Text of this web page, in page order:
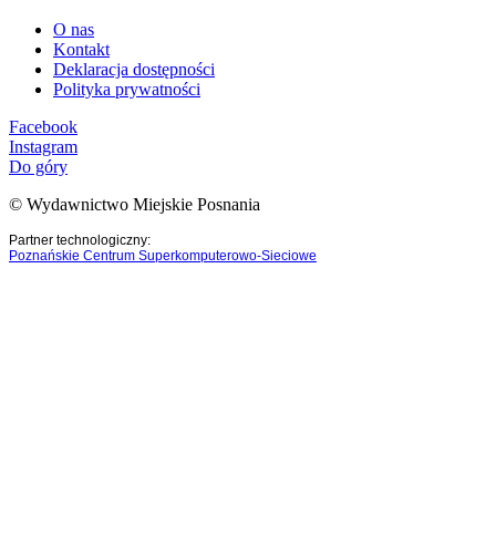
O nas
Kontakt
Deklaracja dostępności
Polityka prywatności
Facebook
Instagram
Do góry
© Wydawnictwo Miejskie Posnania
Partner technologiczny:
Poznańskie Centrum Superkomputerowo-Sieciowe